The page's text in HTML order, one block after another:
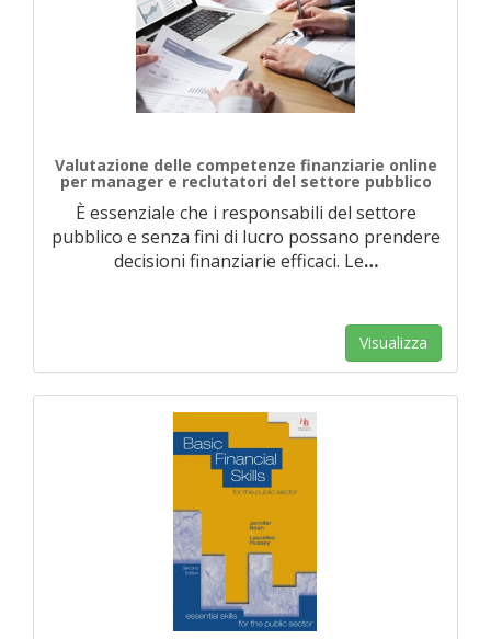
Valutazione delle competenze finanziarie online
per manager e reclutatori del settore pubblico
È essenziale che i responsabili del settore
pubblico e senza fini di lucro possano prendere
decisioni finanziarie efficaci. Le…
Visualizza